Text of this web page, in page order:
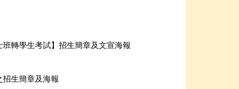
轉學生考試】招生簡章及文宣海報
生簡章及海報